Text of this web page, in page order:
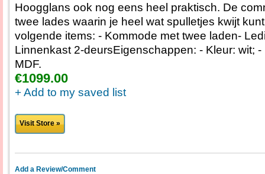
Hoogglans ook nog eens heel praktisch. De
twee lades waarin je heel wat spulletjes kwijt
volgende items: - Kommode met twee laden-
Linnenkast 2-deursEigenschappen: - Kleur: wit;
MDF.
€1099.00
+ Add to my saved list
Visit Store »
Add a Review/Comment